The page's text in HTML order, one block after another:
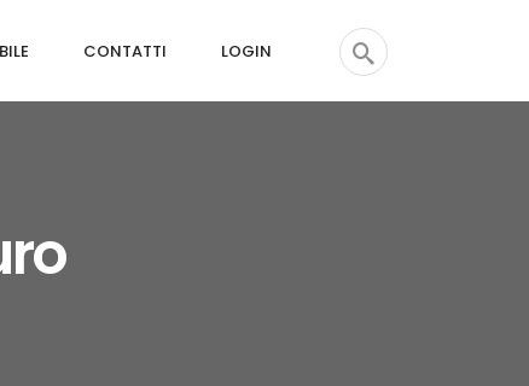
CONTATTI LOGIN